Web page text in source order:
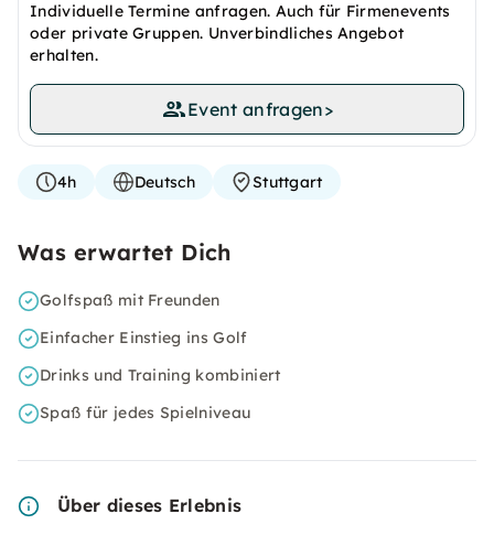
Individuelle Termine anfragen. Auch für Firmenevents
oder private Gruppen. Unverbindliches Angebot
erhalten.
Event anfragen>
4h Deutsch Stuttgart
Was erwartet Dich
Golfspaß mit Freunden
Einfacher Einstieg ins Golf
Drinks und Training kombiniert
Spaß für jedes Spielniveau
Über dieses Erlebnis